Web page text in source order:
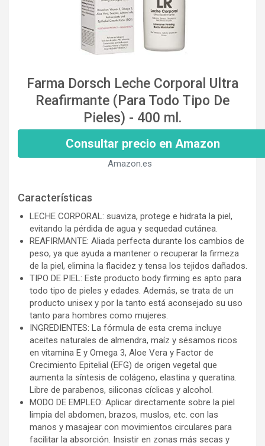
Farma Dorsch Leche Corporal Ultra
Reafirmante (Para Todo Tipo De
Pieles) - 400 ml.
Consultar precio en Amazon
Amazon.es
Características
LECHE CORPORAL: suaviza, protege e hidrata la piel,
evitando la pérdida de agua y sequedad cutánea.
REAFIRMANTE: Aliada perfecta durante los cambios de
peso, ya que ayuda a mantener o recuperar la firmeza
de la piel, elimina la flacidez y tensa los tejidos dañados.
TIPO DE PIEL: Este producto body firming es apto para
todo tipo de pieles y edades. Además, se trata de un
producto unisex y por la tanto está aconsejado su uso
tanto para hombres como mujeres.
INGREDIENTES: La fórmula de esta crema incluye
aceites naturales de almendra, maíz y sésamos ricos
en vitamina E y Omega 3, Aloe Vera y Factor de
Crecimiento Epitelial (EFG) de origen vegetal que
aumenta la síntesis de colágeno, elastina y queratina.
Libre de parabenos, siliconas cíclicas y alcohol.
MODO DE EMPLEO: Aplicar directamente sobre la piel
limpia del abdomen, brazos, muslos, etc. con las
manos y masajear con movimientos circulares para
facilitar la absorción. Insistir en zonas más secas y